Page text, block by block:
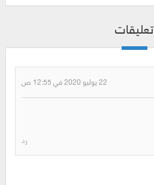
تعليقات
22 يوليو 2020 في 12:55 ص
رد